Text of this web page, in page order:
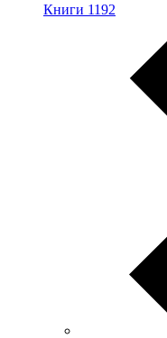
Книги 1192